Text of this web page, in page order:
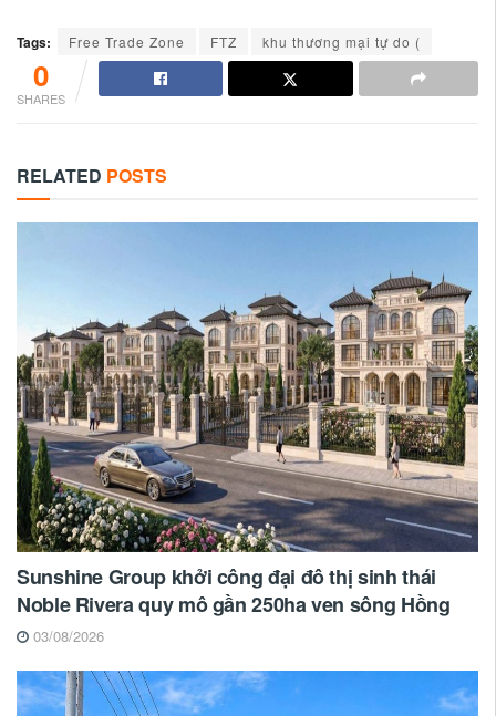
Tags: Free Trade Zone FTZ khu thương mại tự do (
0
SHARES
RELATED POSTS
Sunshine Group khởi công đại đô thị sinh thái
Noble Rivera quy mô gần 250ha ven sông Hồng
03/08/2026